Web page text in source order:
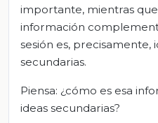
importante, mientras
información
sesión es, precisamente,
secundarias.
Piensa: ¿cómo es esa
ideas secundarias?